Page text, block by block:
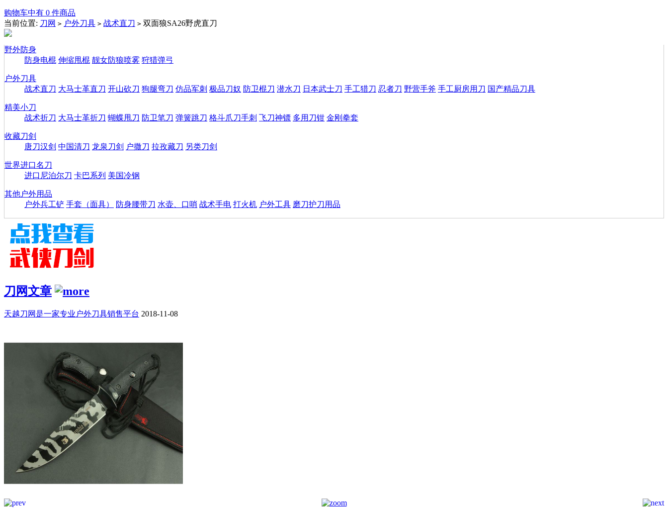
购物车中有 0 件商品
当前位置: 刀网 > 户外刀具 > 战术直刀 > 双面狼SA26野虎直刀
野外防身
防身电棍 伸缩甩棍 靓女防狼喷雾 狩猎弹弓
户外刀具
战术直刀 大马士革直刀 开山砍刀 狗腿弯刀 仿品军刺 极品刀奴 防卫棍刀 潜水刀 日本武士刀 手工猎刀 忍者刀 野营手斧 手工厨房用刀 国产精品刀具
精美小刀
战术折刀 大马士革折刀 蝴蝶甩刀 防卫笔刀 弹簧跳刀 格斗爪刀手刺 飞刀神镖 多用刀钳 金刚拳套
收藏刀剑
唐刀汉剑 中国清刀 龙泉刀剑 户撒刀 拉孜藏刀 另类刀剑
世界进口名刀
进口尼泊尔刀 卡巴系列 美国冷钢
其他户外用品
户外兵工铲 手套（面具） 防身腰带刀 水壶、口哨 战术手电 打火机 户外工具 磨刀护刀用品
刀网文章
天越刀网是一家专业户外刀具销售平台 2018-11-08